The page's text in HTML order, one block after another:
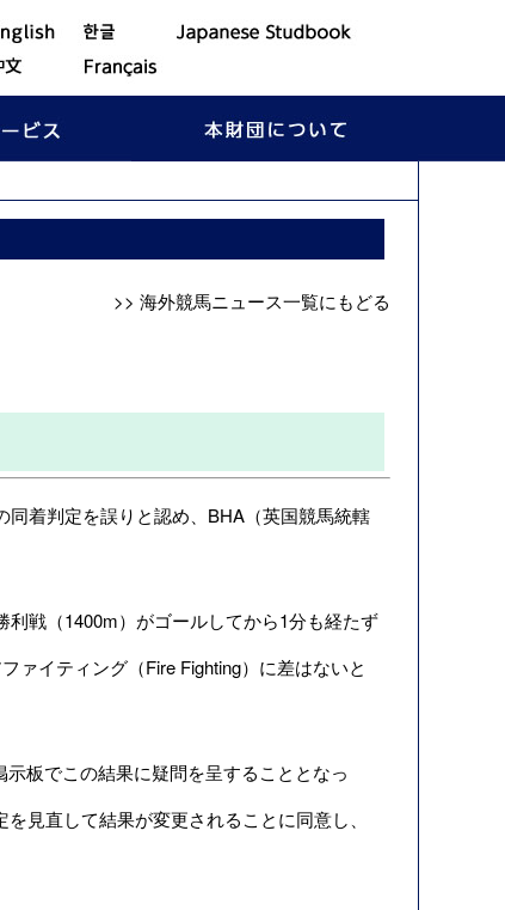
>> 海外競馬ニュース一覧にもどる
着判定を誤りと認め、 BHA（英国競馬統轄
戦（1400m）がゴールしてから1分も経たず
ァイティング（Fire Fighting）に差はないと
板でこの結果に疑問を呈することとなっ
見直して結果が変更されることに同意し、